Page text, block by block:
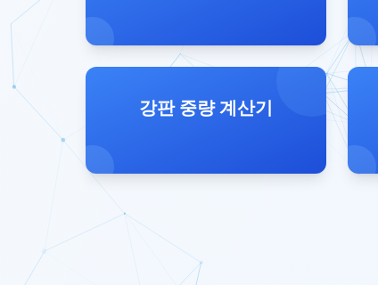
강판 중량 계산기